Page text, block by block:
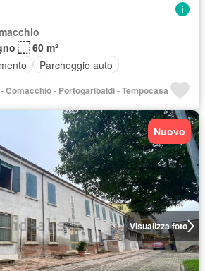
60 m²
Parcheggio auto
Comacchio - Portogaribaldi - Tempocasa
Visualizza foto
Nuovo